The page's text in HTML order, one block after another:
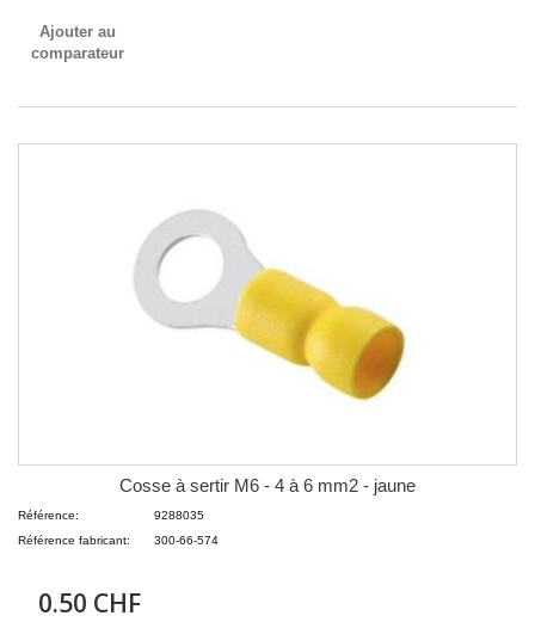
Ajouter au
comparateur
Cosse à sertir M6 - 4 à 6 mm2 - jaune
Référence:
9288035
Référence fabricant:
300-66-574
0.50 CHF